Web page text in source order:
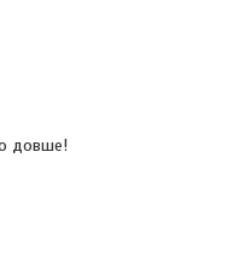
довше!